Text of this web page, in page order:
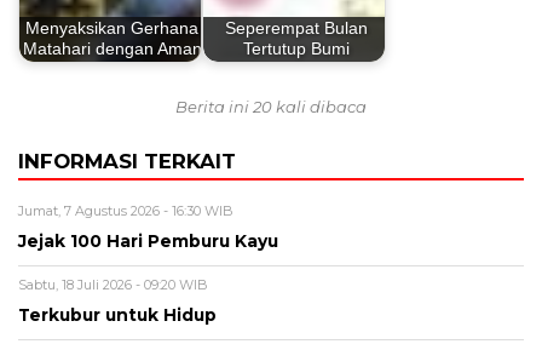
Menyaksikan Gerhana
Matahari dengan Aman
Seperempat Bulan
Tertutup Bumi
Berita ini 20 kali dibaca
INFORMASI TERKAIT
Jumat, 7 Agustus 2026 - 16:30 WIB
Jejak 100 Hari Pemburu Kayu
Sabtu, 18 Juli 2026 - 09:20 WIB
Terkubur untuk Hidup